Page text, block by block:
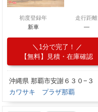
初度登録年
新車
走行距離
—
1分で完了！
【無料】見積・在庫確認
沖縄県 那覇市安謝６３０−３
カワサキ プラザ那覇